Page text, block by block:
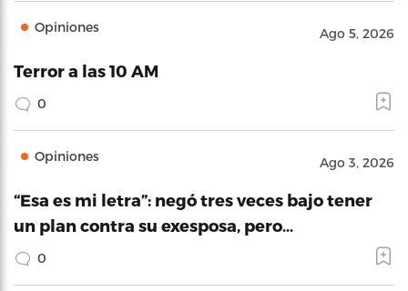
Opiniones Ago 5, 2026
Terror a las 10 AM
0
Opiniones Ago 3, 2026
“Esa es mi letra”: negó tres veces bajo tener
un plan contra su exesposa, pero…
0